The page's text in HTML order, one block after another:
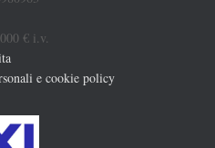
€ i.v.
e cookie policy